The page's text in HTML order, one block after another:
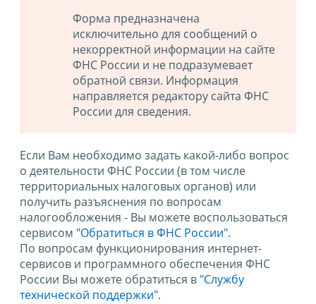
Форма предназначена
исключительно для сообщений о
некорректной информации на сайте
ФНС России и не подразумевает
обратной связи. Информация
направляется редактору сайта ФНС
России для сведения.
Если Вам необходимо задать какой-либо вопрос
о деятельности ФНС России (в том числе
территориальных налоговых органов) или
получить разъяснения по вопросам
налогообложения - Вы можете воспользоваться
сервисом "Обратиться в ФНС России".
По вопросам функционирования интернет-
сервисов и программного обеспечения ФНС
России Вы можете обратиться в "Службу
технической поддержки".